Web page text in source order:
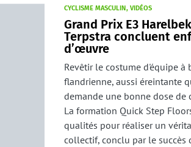
CYCLISME MASCULIN VIDÉOS
Grand Prix E3
Terpstra concluent
d’œuvre
Revêtir le costume d'équipe à
flandrienne, aussi éreintante
demande une bonne dose de
La formation Quick Step
qualités pour réaliser un
collectif, conclu par le succès